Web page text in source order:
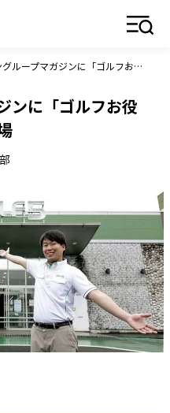
アルペングループマガジンに「ゴルフお役立ちコンテンツ」が登場
ンに「ゴルフお役